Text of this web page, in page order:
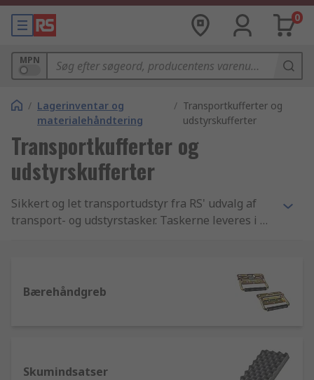
0
MPN
/ Lagerinventar og
materialehåndtering
/ Transportkufferter og
udstyrskufferter
Transportkufferter og
udstyrskufferter
Sikkert og let transportudstyr fra RS' udvalg af
transport- og udstyrstasker. Taskerne leveres i en
fra et stort udvalg af tilbehør, bl.a. skumindsatse.
Vi kan også levere et stort antal RS Pro brandede
Bærehåndgreb
Skumindsatser